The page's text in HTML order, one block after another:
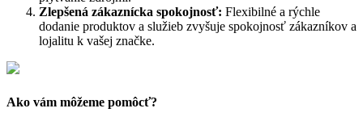
Zlepšená zákaznícka spokojnosť: Flexibilné a rýchle
dodanie produktov a služieb zvyšuje spokojnosť zákazníkov a
lojalitu k vašej značke.
Ako vám môžeme pomôcť?